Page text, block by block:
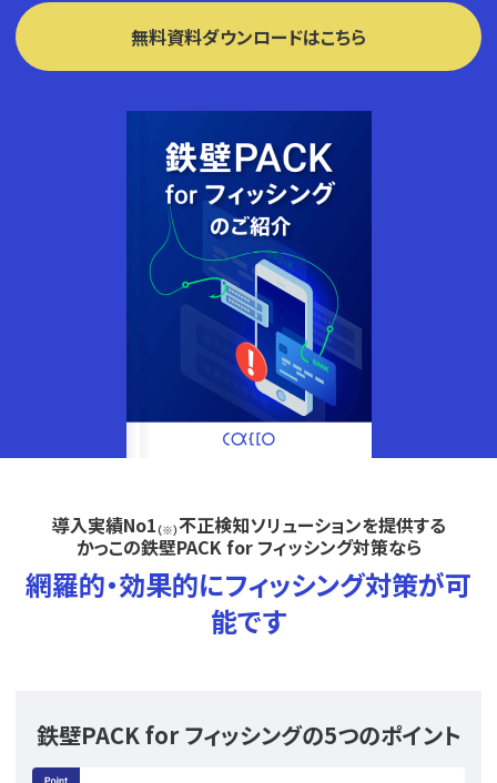
無料資料ダウンロードはこちら
導入実績No1（※）不正検知ソリューションを提供する
かっこの鉄壁PACK for フィッシング対策なら
網羅的・効果的にフィッシング対策が可
能です
鉄壁PACK for フィッシングの5つのポイント